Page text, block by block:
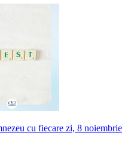
cu fiecare zi, 8 noiembrie